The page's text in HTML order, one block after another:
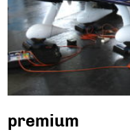
premium